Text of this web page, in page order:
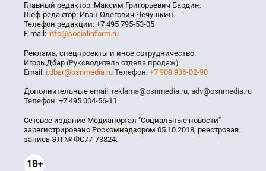
Главный редактор: Максим Григорьевич Бардин.
Шеф-редактор: Иван Олегович Чечушкин.
Телефон редакции: +7 495 795-53-05
E-mail: info@socialinform.ru
Реклама, спецпроекты и иное сотрудничество:
Игорь Дбар (Руководитель отдела продаж)
Email: i.dbar@osnmedia.ru Телефон: +7 909 936-02-90
Дополнительные email: reklama@osnmedia.ru, adv@osnmedia.ru
Телефон: +7 495 004-56-11
Сетевое издание Медиапортал "Социальные новости"
зарегистрировано Роскомнадзором 05.10.2018, реестровая
запись ЭЛ № ФС77-73824.
18+